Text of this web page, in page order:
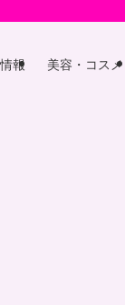
報 美容・コスメ